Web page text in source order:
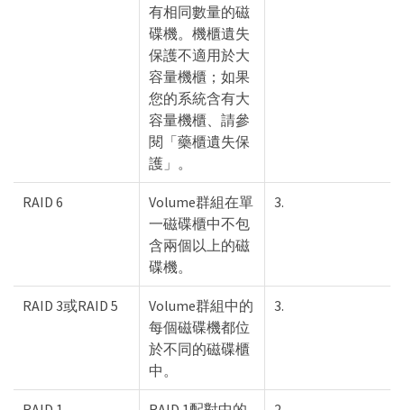
有相同數量的磁
碟機。機櫃遺失
保護不適用於大
容量機櫃；如果
您的系統含有大
容量機櫃、請參
閱「藥櫃遺失保
護」。
RAID 6
Volume群組在單
一磁碟櫃中不包
含兩個以上的磁
碟機。
3.
RAID 3或RAID 5
Volume群組中的
每個磁碟機都位
於不同的磁碟櫃
中。
3.